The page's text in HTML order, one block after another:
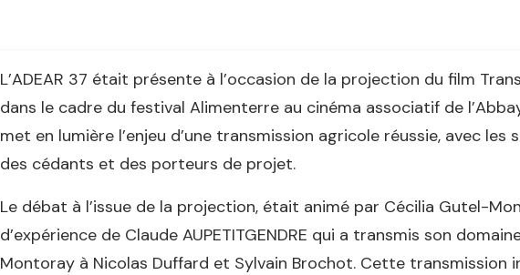
L’ADEAR 37 était présente à l’occasion de la projection du film
dans le cadre du festival Alimenterre au cinéma associatif de
met en lumière l’enjeu d’une transmission agricole réussie, avec
des cédants et des porteurs de projet.
Le débat à l’issue de la projection, était animé par Cécilia Gutel-
d’expérience de Claude AUPETITGENDRE qui a transmis son
Montoray à Nicolas Duffard et Sylvain Brochot. Cette transmission